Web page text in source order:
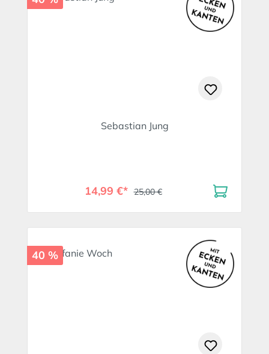
Sebastian Jung
14,99 €* 25,00 €
40 %